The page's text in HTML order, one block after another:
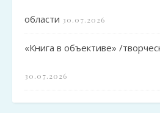
области 30.07.2026
«Книга в объективе» /
30.07.2026